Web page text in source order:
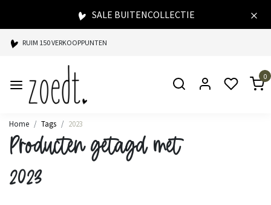
SALE BUITENCOLLECTIE
RUIM 150 VERKOOPPUNTEN
SPAARPUNTEN BIJ ELKE AANKOOP
SNELLE LEVERING
0
Home Tags 2023
Producten getagd met
2023